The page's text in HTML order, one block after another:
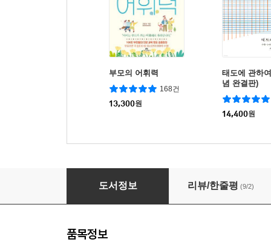
부모의 어휘력
168건
13,300원
태도에 관하
념 완결판)
14,400원
몰입이라는 아이의 세계
도서정보 리뷰/한줄평 (9/2)
품목정보